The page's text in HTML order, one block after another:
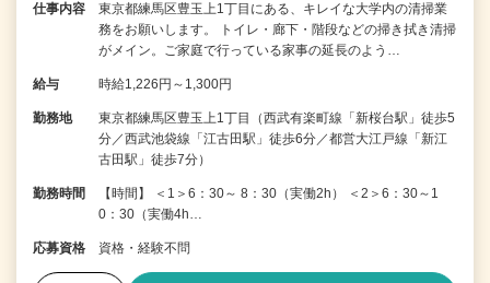
仕事内容
東京都練馬区豊玉上1丁目にある、キレイな大学内の清掃業
務をお願いします。 トイレ・廊下・階段などの掃き拭き清掃
がメイン。ご家庭で行っている家事の延長のよう…
給与 時給1,226円～1,300円
勤務地
東京都練馬区豊玉上1丁目（西武有楽町線「新桜台駅」徒歩5
分／西武池袋線「江古田駅」徒歩6分／都営大江戸線「新江
古田駅」徒歩7分）
勤務時間
【時間】 ＜1＞6：30～ 8：30（実働2h） ＜2＞6：30～1
0：30（実働4h…
応募資格 資格・経験不問